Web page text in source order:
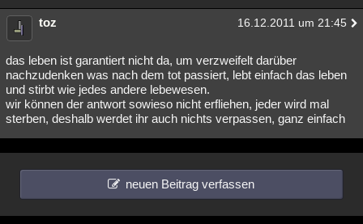
toz 16.12.2011 um 21:45
das leben ist garantiert nicht da, um verzweifelt darüber
nachzudenken was nach dem tot passiert, lebt einfach das leben
und stirbt wie jedes andere lebewesen.
wir können der antwort sowieso nicht erfliehen, jeder wird mal
sterben, deshalb werdet ihr auch nichts verpassen, ganz einfach
neuen Beitrag verfassen